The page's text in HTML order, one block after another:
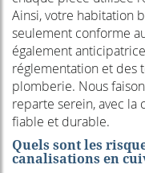
Ainsi, votre habitation
seulement conforme
également
réglementation et des
plomberie. Nous
reparte serein, avec
fiable et durable.
Quels sont les
canalisations en